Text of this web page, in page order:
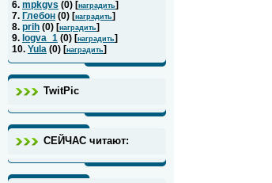
6. mpkgvs (0) [наградить]
7. Глебон (0) [наградить]
8. prih (0) [наградить]
9. logva_1 (0) [наградить]
10. Yula (0) [наградить]
TwitPic
СЕЙЧАС читают: